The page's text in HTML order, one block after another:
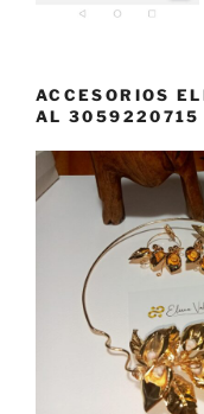
ACCESORIOS
AL 3059220715